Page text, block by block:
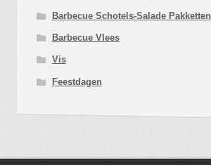
Barbecue Schotels-Salade Pakketten
Barbecue Vlees
Vis
Feestdagen